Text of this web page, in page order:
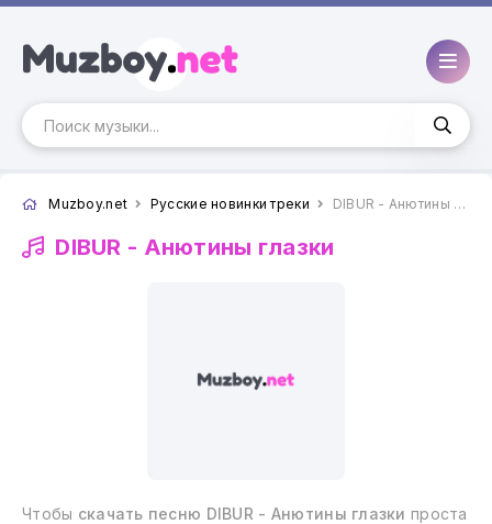
Muzboy.net Русские новинки треки DIBUR - Анютины глазки
DIBUR - Анютины глазки
Чтобы скачать песню DIBUR - Анютины глазки проста